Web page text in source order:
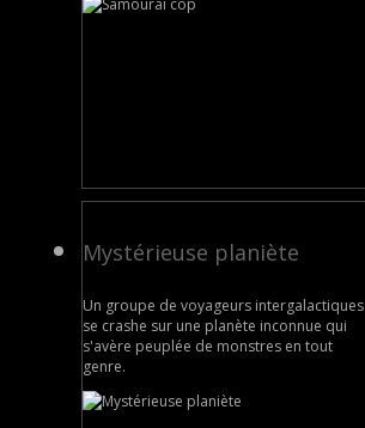
Mystérieuse planiète
Un groupe de voyageurs intergalactiques
se crashe sur une planète inconnue qui
s'avère peuplée de monstres en tout
genre.